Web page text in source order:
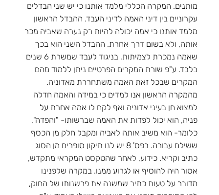
מותנים. המקרה הכללי מלמד אותנו כי יש שני הבדלים
עקרוניים בין דיני האמה לדיני העבד. ההבדל הראשון
מלמד אותנו כי אמה יכולה להיות רק נערה שאביה מכר
אותה, ולא בשום דרך אחרת. ההבדל השני הוא בכך
שאמה נמכרת לצמיתות, בניגוד לעבד שמשרת 6 שנים
בלבד. ע"פ שורת המקרים הפרטיים ניתן ללמוד מהם
המקרים שבכל זאת האמה משתחררת מאדוניה.
מהמקרה הראשון אנו למדים כי במידה והאמה חדלה
למצוא חן בעיני אדוניה ואף לקח לו אמה אחרת על
פניה, הוא יכול לפדות את האמה שברשותו- "והפדה",
כלומר- הוא משיב אותה לאביה ומקבל חלק מן הכסף
ששילם עבורה. בפס' 8 יש לנו תיקון סופרים מן הסוג
כתיב וקריא. כידוע, לאחר שהטקסט המקראי מתקדש,
אסור היה להוסיף או לגרוע ממנו. במקרה שלפנינו
מדובר על טעות כתיב שמשנה את פרשנותו של החוק,